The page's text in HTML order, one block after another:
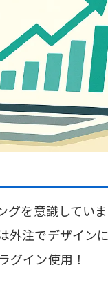
グを意識していま
外注でデザイン
グイン使用！